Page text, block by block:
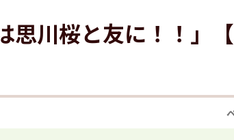
思川桜と友に！！」